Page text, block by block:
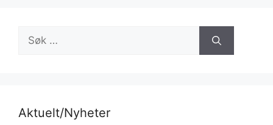
Søk
etter:
Aktuelt/Nyheter